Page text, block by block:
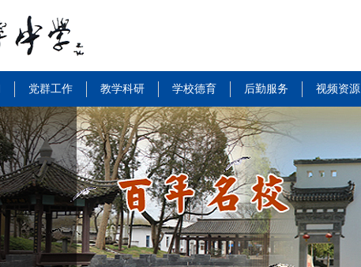
党群工作 教学科研 学校德育 后勤服务 视频资源